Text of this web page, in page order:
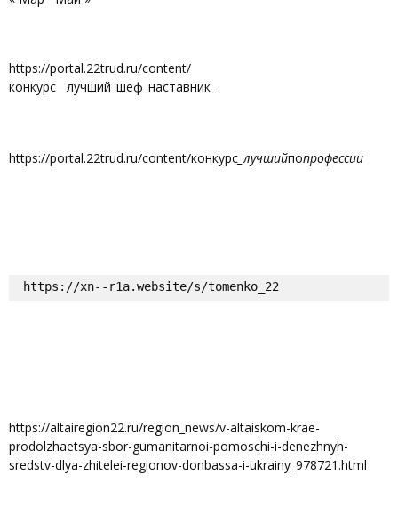
https://portal.22trud.ru/content/
конкурс__лучший_шеф_наставник_
https://portal.22trud.ru/content/конкурс _лучшийпопрофессии
https://xn--r1a.website/s/tomenko_22
https://altairegion22.ru/region_news/v-altaiskom-krae-
prodolzhaetsya-sbor-gumanitarnoi-pomoschi-i-denezhnyh-
sredstv-dlya-zhitelei-regionov-donbassa-i-ukrainy_978721.html